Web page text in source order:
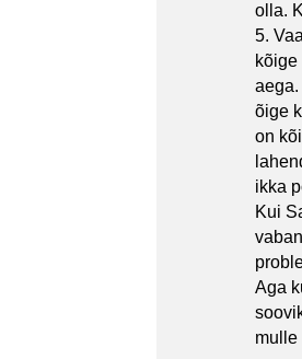
olla.
5.
kõige
õige
on
ikka
Kui
Aga
mulle